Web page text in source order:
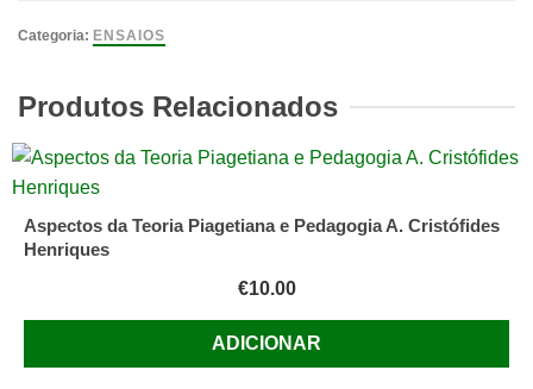
Natureza
Complexo
Totalitário
e
Império
Categoria: ENSAIOS
Produtos Relacionados
Aspectos da Teoria Piagetiana e Pedagogia A. Cristófides
Henriques
€10.00
ADICIONAR